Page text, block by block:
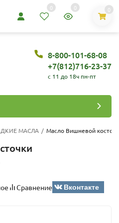
0 0 0
8-800-101-68-08
+7(812)716-23-37
c 11 до 18ч пн-пт
МАСЛА / Масло Вишневой
Сравнение Вконтакте